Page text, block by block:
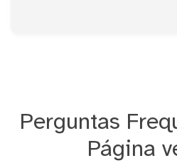
Perguntas
Página